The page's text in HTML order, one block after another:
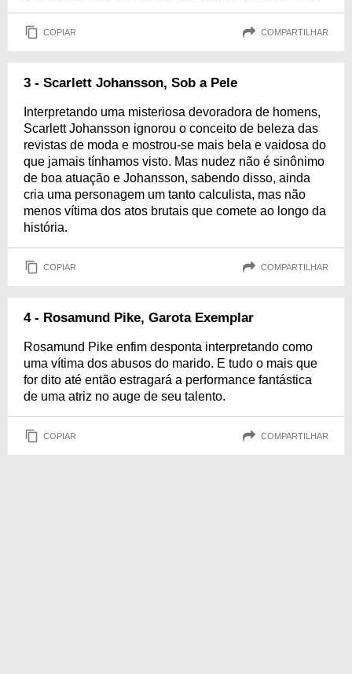
COPIAR COMPARTILHAR
3 - Scarlett Johansson, Sob a Pele
Interpretando uma misteriosa devoradora de homens,
Scarlett Johansson ignorou o conceito de beleza das
revistas de moda e mostrou-se mais bela e vaidosa do
que jamais tínhamos visto. Mas nudez não é sinônimo
de boa atuação e Johansson, sabendo disso, ainda
cria uma personagem um tanto calculista, mas não
menos vítima dos atos brutais que comete ao longo da
história.
COPIAR COMPARTILHAR
4 - Rosamund Pike, Garota Exemplar
Rosamund Pike enfim desponta interpretando como
uma vítima dos abusos do marido. E tudo o mais que
for dito até então estragará a performance fantástica
de uma atriz no auge de seu talento.
COPIAR COMPARTILHAR